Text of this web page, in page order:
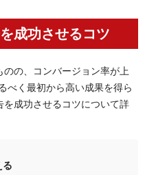
成功させるコツ
の、コンバージョン率が上
べく最初から高い成果を得ら
成功させるコツについて詳
る